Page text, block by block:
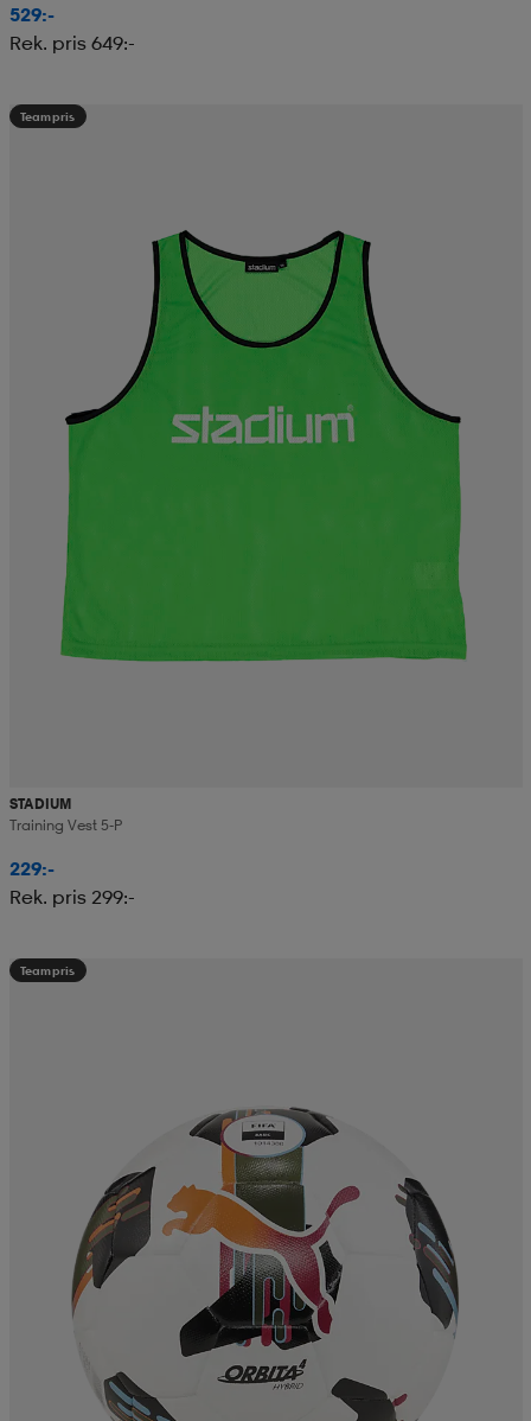
529:-
Rek. pris 649:-
Teampris
STADIUM
Training Vest 5-P
229:-
Rek. pris 299:-
Teampris